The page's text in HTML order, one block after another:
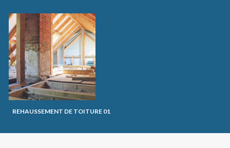
REHAUSSEMENT DE TOITURE 01